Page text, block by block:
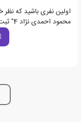
محمود احمدی نژاد 4" ثبت می‌کند